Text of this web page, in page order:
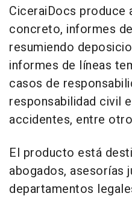
CiceraiDocs produce
concreto, informes
resumiendo
informes de líneas
casos de
responsabilidad civil
accidentes, entre
El producto está
abogados, asesorías
departamentos